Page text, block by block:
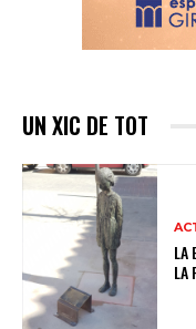
UN XIC DE TOT
LA
LA